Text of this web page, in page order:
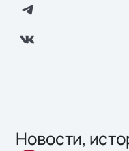
Новости,